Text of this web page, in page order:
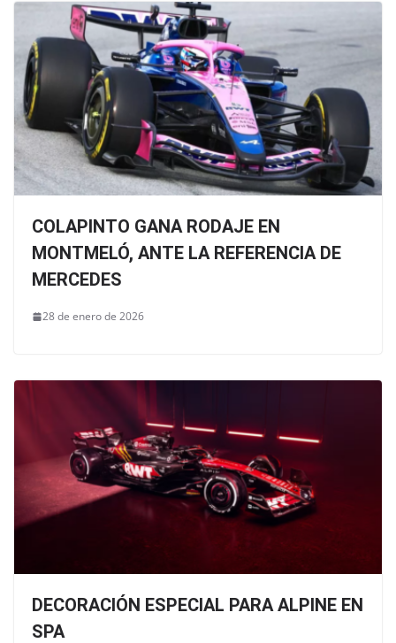
COLAPINTO GANA RODAJE EN
MONTMELÓ, ANTE LA REFERENCIA DE
MERCEDES
28 de enero de 2026
DECORACIÓN ESPECIAL PARA ALPINE EN
SPA